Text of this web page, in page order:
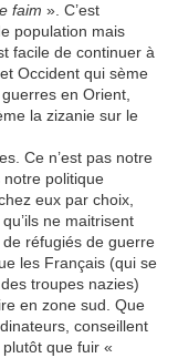
faim ». C’est
population mais
facile de continuer à
Occident qui sème
en Orient,
la zizanie sur le
Ce n’est pas notre
notre politique
eux par choix,
ne maitrisent
de réfugiés de guerre
les Français (qui se
troupes nazies)
en zone sud. Que
conseillent
que fuir «